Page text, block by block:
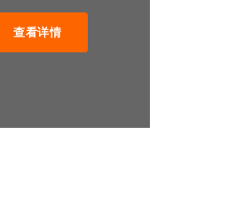
查看详情